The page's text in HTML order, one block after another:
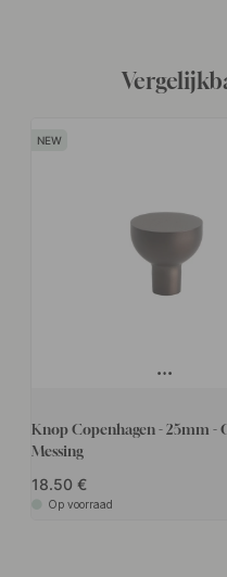
Knop Copenhagen - 25mm -
Messing
18.50
Op voorraad